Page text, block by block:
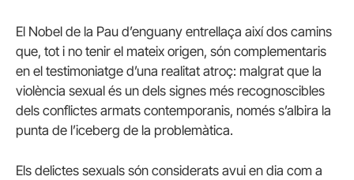
El Nobel de la Pau d’enguany entrellaça així dos camins
que, tot i no tenir el mateix origen, són complementaris
en el testimoniatge d’una realitat atroç: malgrat que la
violència sexual és un dels signes més recognoscibles
dels conflictes armats contemporanis, només s’albira la
punta de l’iceberg de la problemàtica.
Els delictes sexuals són considerats avui en dia com a